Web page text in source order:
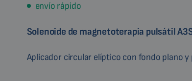
envío rápido
Solenoide de magnetoterapia pulsátil
Aplicador circular elíptico con fondo plano y